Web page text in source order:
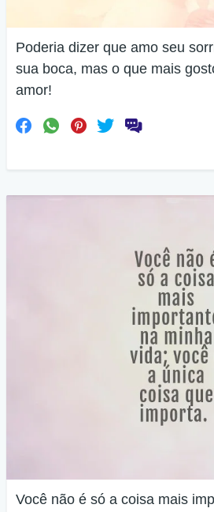
Poderia dizer que amo seu
sua boca, mas o que mais
amor!
Você não é só a coisa mais